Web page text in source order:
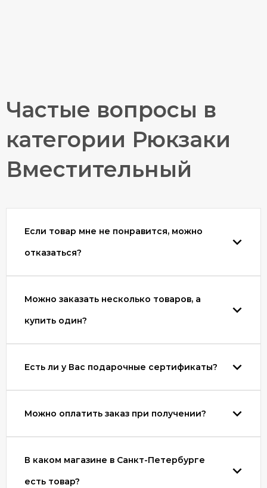
Частые вопросы в
категории Рюкзаки
Вместительный
Если товар мне не понравится, можно
отказаться?
Можно заказать несколько товаров, а
купить один?
Есть ли у Вас подарочные сертификаты?
Можно оплатить заказ при получении?
В каком магазине в Санкт-Петербурге
есть товар?